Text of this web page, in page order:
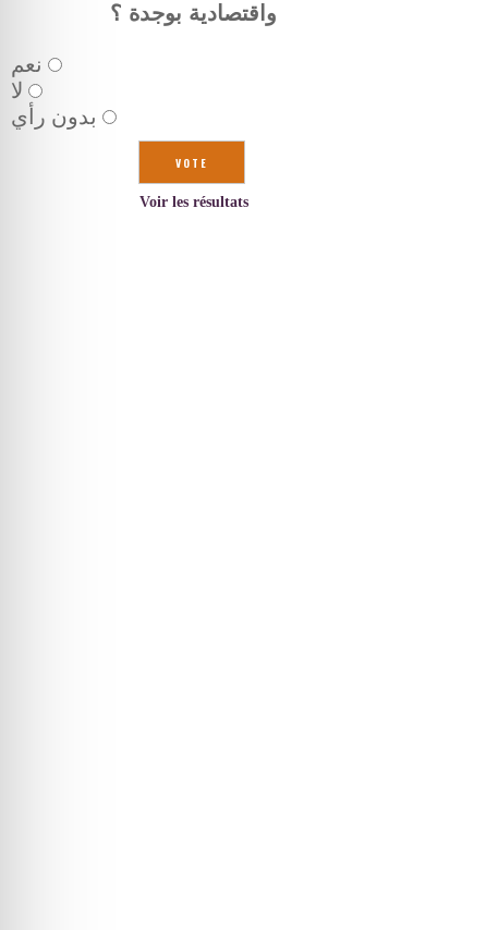
واقتصادية بوجدة ؟
نعم
لا
بدون رأي
Voir les résultats